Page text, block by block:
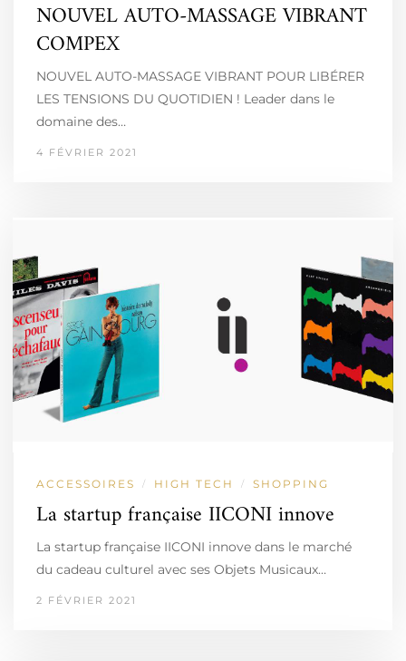
NOUVEL AUTO-MASSAGE VIBRANT
COMPEX
NOUVEL AUTO-MASSAGE VIBRANT POUR LIBÉRER
LES TENSIONS DU QUOTIDIEN ! Leader dans le
domaine des…
4 FÉVRIER 2021
ACCESSOIRES / HIGH TECH / SHOPPING
La startup française IICONI innove
La startup française IICONI innove dans le marché
du cadeau culturel avec ses Objets Musicaux…
2 FÉVRIER 2021